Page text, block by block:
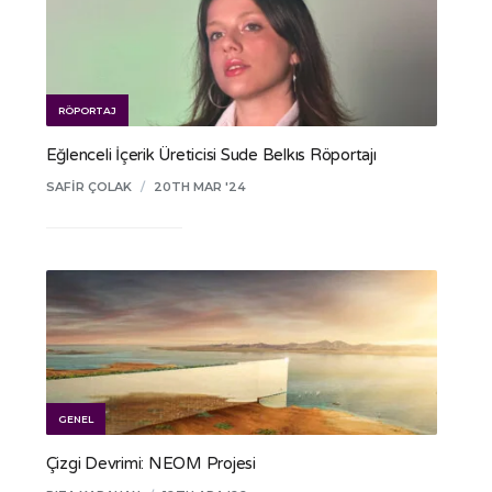
RÖPORTAJ
Eğlenceli İçerik Üreticisi Sude Belkıs Röportajı
SAFIR ÇOLAK / 20TH MAR '24
GENEL
Çizgi Devrimi: NEOM Projesi